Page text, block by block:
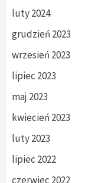
luty 2024
grudzień 2023
wrzesień 2023
lipiec 2023
maj 2023
kwiecień 2023
luty 2023
lipiec 2022
czerwiec 2022